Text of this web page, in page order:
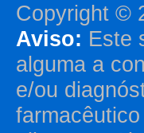
Copyright ©
Aviso: Este
alguma a
e/ou